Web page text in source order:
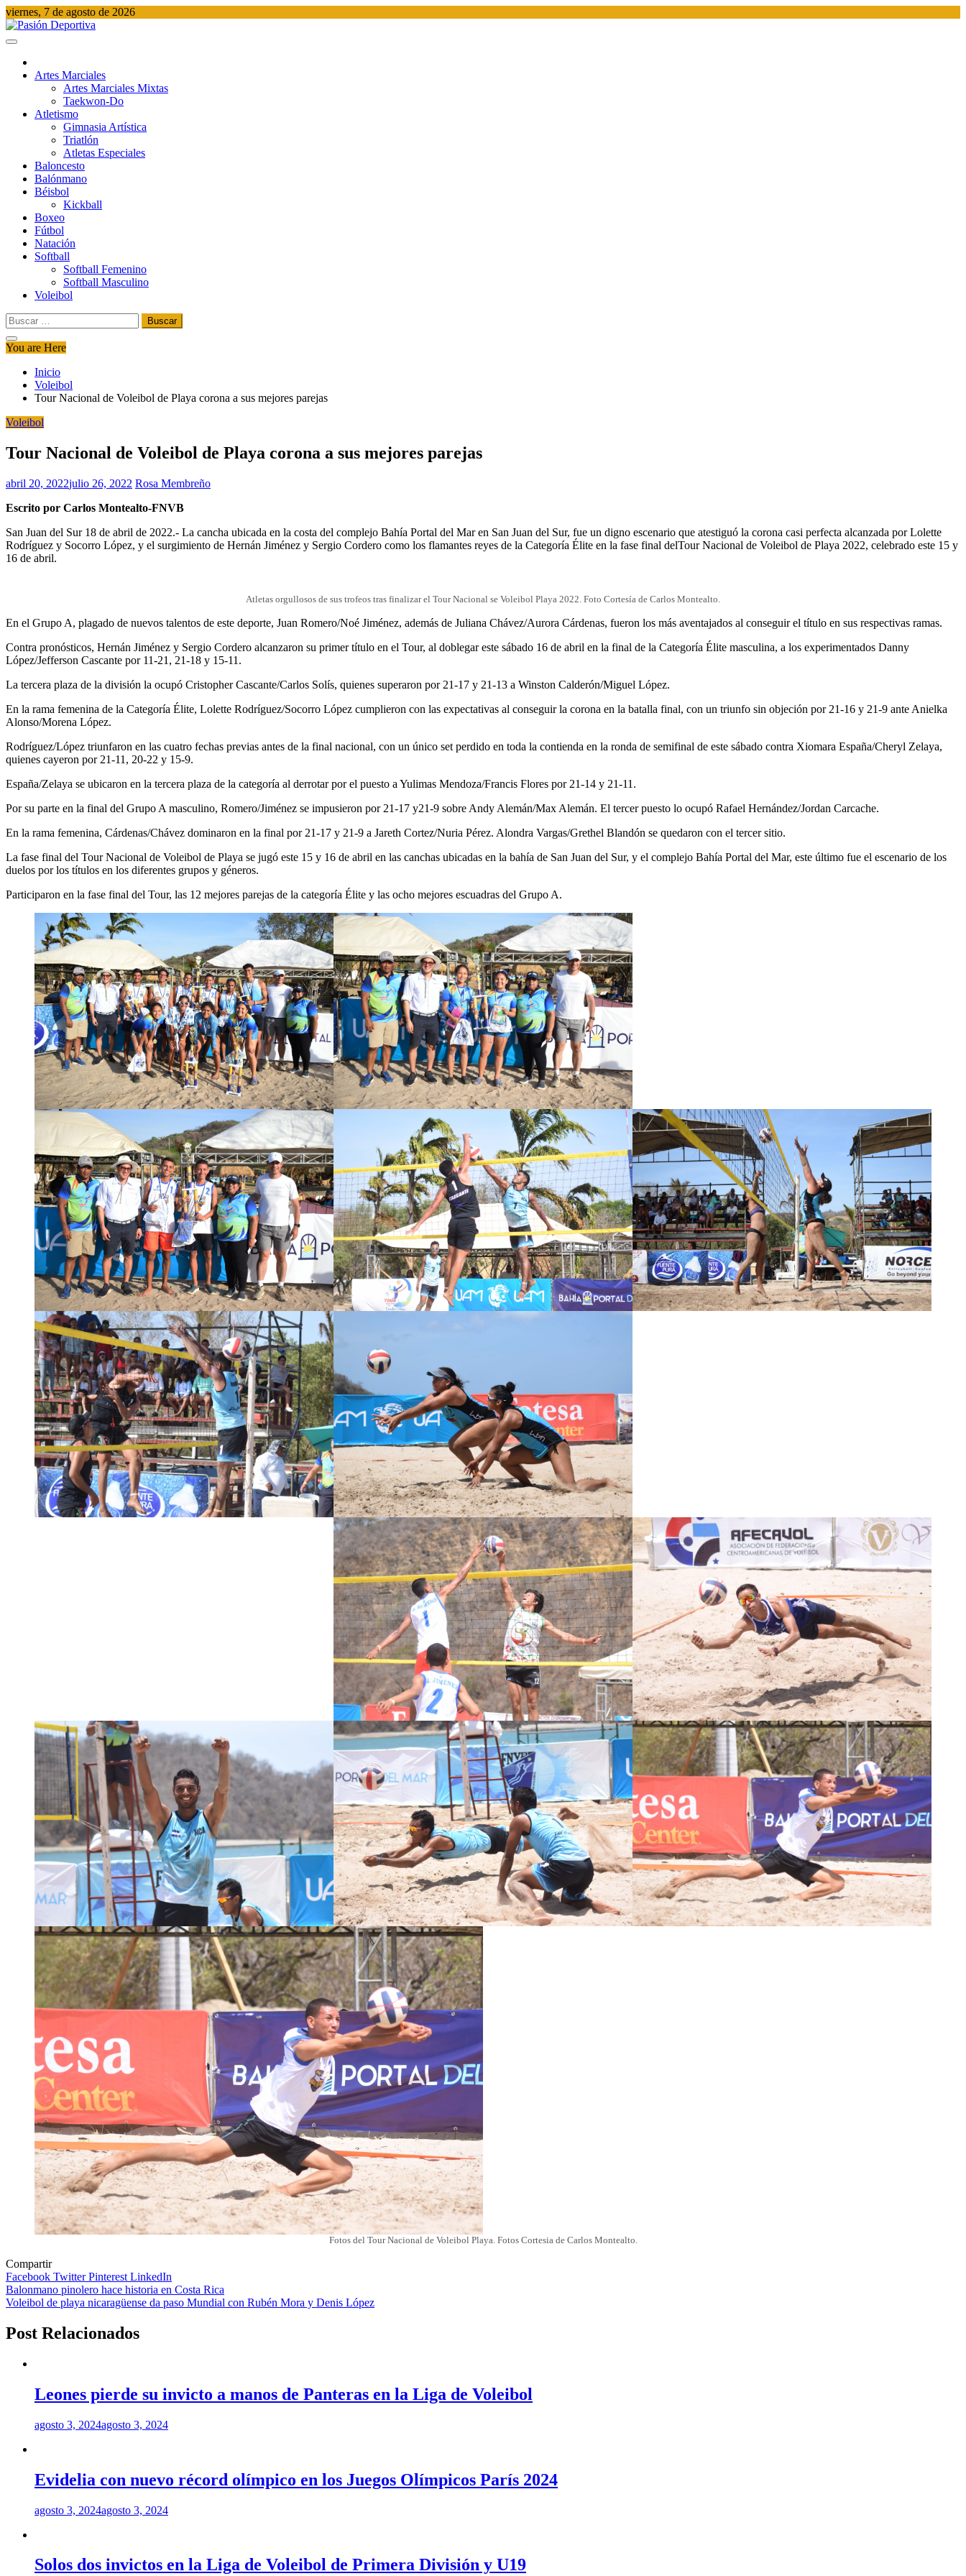
Saltar
al
contenido
viernes, 7 de agosto de 2026
Artes Marciales
Artes Marciales Mixtas
Taekwon-Do
Atletismo
Gimnasia Artística
Triatlón​
Atletas Especiales
Baloncesto
Balónmano
Béisbol
Kickball​
Boxeo
Fútbol
Natación​
Softball​
Softball​ Femenino
Softball​ Masculino
Voleibol​
Buscar:
You are Here
Inicio
Voleibol
Tour Nacional de Voleibol de Playa corona a sus mejores parejas
Voleibol
Tour Nacional de Voleibol de Playa corona a sus mejores parejas
abril 20, 2022julio 26, 2022 Rosa Membreño
Escrito por Carlos Montealto-FNVB
San Juan del Sur 18 de abril de 2022.- La cancha ubicada en la costa del complejo Bahía Portal del Mar en San Juan del Sur, fue un digno escenario que atestiguó la corona casi perfecta alcanzada por Lolette
Rodríguez y Socorro López, y el surgimiento de Hernán Jiménez y Sergio Cordero como los flamantes reyes de la Categoría Élite en la fase final delTour Nacional de Voleibol de Playa 2022, celebrado este 15 y
16 de abril.
Atletas orgullosos de sus trofeos tras finalizar el Tour Nacional se Voleibol Playa 2022. Foto Cortesía de Carlos Montealto.
En el Grupo A, plagado de nuevos talentos de este deporte, Juan Romero/Noé Jiménez, además de Juliana Chávez/Aurora Cárdenas, fueron los más aventajados al conseguir el título en sus respectivas ramas.
Contra pronósticos, Hernán Jiménez y Sergio Cordero alcanzaron su primer título en el Tour, al doblegar este sábado 16 de abril en la final de la Categoría Élite masculina, a los experimentados Danny
López/Jefferson Cascante por 11-21, 21-18 y 15-11.
La tercera plaza de la división la ocupó Cristopher Cascante/Carlos Solís, quienes superaron por 21-17 y 21-13 a Winston Calderón/Miguel López.
En la rama femenina de la Categoría Élite, Lolette Rodríguez/Socorro López cumplieron con las expectativas al conseguir la corona en la batalla final, con un triunfo sin objeción por 21-16 y 21-9 ante Anielka
Alonso/Morena López.
Rodríguez/López triunfaron en las cuatro fechas previas antes de la final nacional, con un único set perdido en toda la contienda en la ronda de semifinal de este sábado contra Xiomara España/Cheryl Zelaya,
quienes cayeron por 21-11, 20-22 y 15-9.
España/Zelaya se ubicaron en la tercera plaza de la categoría al derrotar por el puesto a Yulimas Mendoza/Francis Flores por 21-14 y 21-11.
Por su parte en la final del Grupo A masculino, Romero/Jiménez se impusieron por 21-17 y21-9 sobre Andy Alemán/Max Alemán. El tercer puesto lo ocupó Rafael Hernández/Jordan Carcache.
En la rama femenina, Cárdenas/Chávez dominaron en la final por 21-17 y 21-9 a Jareth Cortez/Nuria Pérez. Alondra Vargas/Grethel Blandón se quedaron con el tercer sitio.
La fase final del Tour Nacional de Voleibol de Playa se jugó este 15 y 16 de abril en las canchas ubicadas en la bahía de San Juan del Sur, y el complejo Bahía Portal del Mar, este último fue el escenario de los
duelos por los títulos en los diferentes grupos y géneros.
Participaron en la fase final del Tour, las 12 mejores parejas de la categoría Élite y las ocho mejores escuadras del Grupo A.
Fotos del Tour Nacional de Voleibol Playa. Fotos Cortesia de Carlos Montealto.
Compartir
Facebook TwitterPinterest LinkedIn
Navegación
de
entradas
Balonmano pinolero hace historia en Costa Rica
Voleibol de playa nicaragüense da paso Mundial con Rubén Mora y Denis López
Post Relacionados
Leones pierde su invicto a manos de Panteras en la Liga de Voleibol
agosto 3, 2024agosto 3, 2024
Evidelia con nuevo récord olímpico en los Juegos Olímpicos París 2024
agosto 3, 2024agosto 3, 2024
Solos dos invictos en la Liga de Voleibol de Primera División y U19